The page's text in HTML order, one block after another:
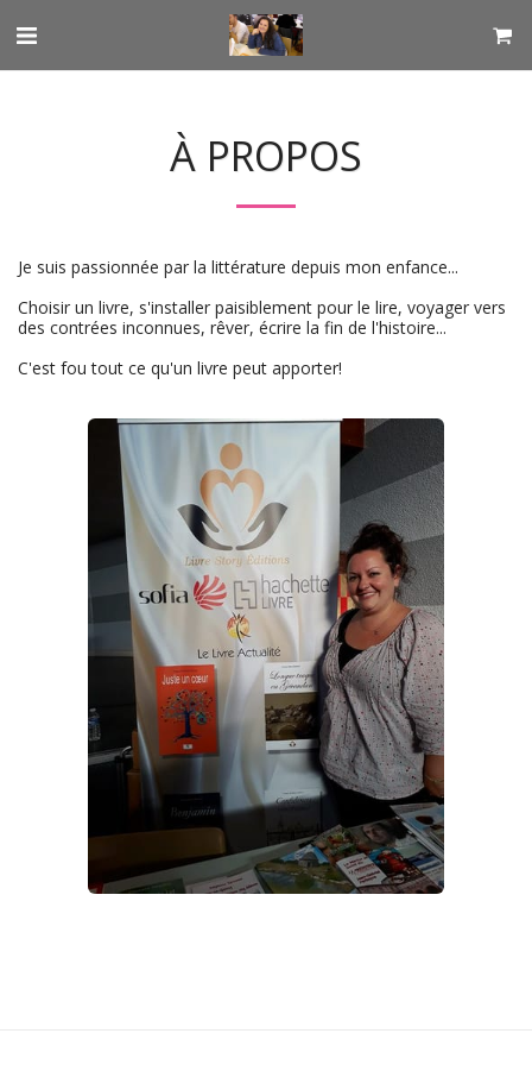
À PROPOS
Je suis passionnée par la littérature depuis mon enfance...
Choisir un livre, s'installer paisiblement pour le lire, voyager vers
des contrées inconnues, rêver, écrire la fin de l'histoire...
C'est fou tout ce qu'un livre peut apporter!